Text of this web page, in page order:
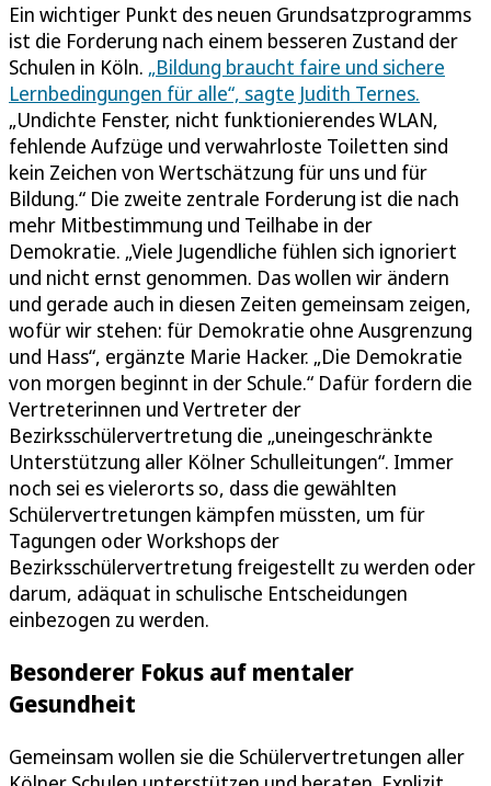
Ein wichtiger Punkt des neuen Grundsatzprogramms
ist die Forderung nach einem besseren Zustand der
Schulen in Köln. „Bildung braucht faire und sichere
Lernbedingungen für alle“, sagte Judith Ternes.
„Undichte Fenster, nicht funktionierendes WLAN,
fehlende Aufzüge und verwahrloste Toiletten sind
kein Zeichen von Wertschätzung für uns und für
Bildung.“ Die zweite zentrale Forderung ist die nach
mehr Mitbestimmung und Teilhabe in der
Demokratie. „Viele Jugendliche fühlen sich ignoriert
und nicht ernst genommen. Das wollen wir ändern
und gerade auch in diesen Zeiten gemeinsam zeigen,
wofür wir stehen: für Demokratie ohne Ausgrenzung
und Hass“, ergänzte Marie Hacker. „Die Demokratie
von morgen beginnt in der Schule.“ Dafür fordern die
Vertreterinnen und Vertreter der
Bezirksschülervertretung die „uneingeschränkte
Unterstützung aller Kölner Schulleitungen“. Immer
noch sei es vielerorts so, dass die gewählten
Schülervertretungen kämpfen müssten, um für
Tagungen oder Workshops der
Bezirksschülervertretung freigestellt zu werden oder
darum, adäquat in schulische Entscheidungen
einbezogen zu werden.
Besonderer Fokus auf mentaler
Gesundheit
Gemeinsam wollen sie die Schülervertretungen aller